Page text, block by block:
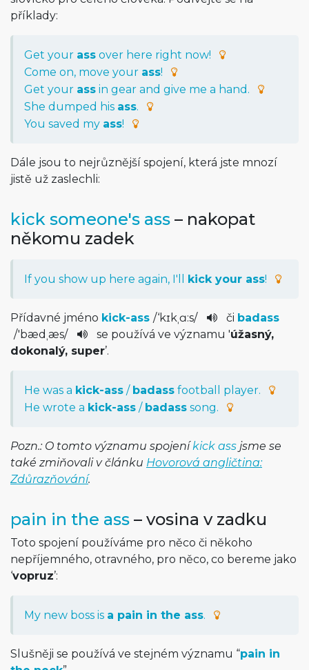
příklady:
Get your ass over here right now!
Come on, move your ass!
Get your ass in gear and give me a hand.
She dumped his ass.
You saved my ass!
Dále jsou to nejrůznější spojení, která jste mnozí
jistě už zaslechli:
kick someone's ass – nakopat
někomu zadek
If you show up here again, I'll kick your ass!
Přídavné jméno kick-ass /‘kɪkˌɑ:s/ či badass
/'bædˌæs/ se používá ve významu 'úžasný,
dokonalý, super’.
He was a kick-ass / badass football player.
He wrote a kick-ass / badass song.
Pozn.: O tomto významu spojeníkick ass jsme se
také zmiňovali v článku Hovorová angličtina:
Zdůrazňování.
pain in the ass – vosina v zadku
Toto spojení používáme pro něco či někoho
nepříjemného, otravného, pro něco, co bereme jako
‘vopruz’:
My new boss is a pain in the ass.
Slušněji se používá ve stejném významu “pain in